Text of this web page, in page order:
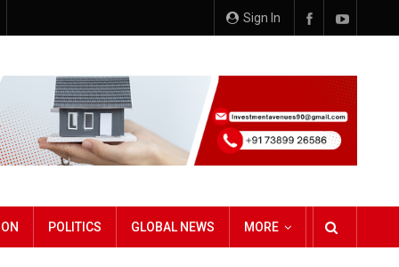
Sign In
POLITICS GLOBAL NEWS MORE